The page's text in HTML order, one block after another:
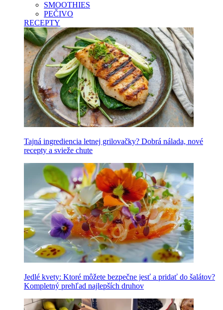
SMOOTHIES
PEČIVO
RECEPTY
Tajná ingrediencia letnej grilovačky? Dobrá nálada, nové
recepty a svieže chute
Jedlé kvety: Ktoré môžete bezpečne jesť a pridať do šalátov?
Kompletný prehľad najlepších druhov